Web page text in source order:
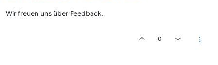
Wir freuen uns über Feedback.
0